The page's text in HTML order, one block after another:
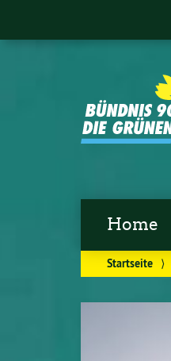
Home
Startseite ⟩